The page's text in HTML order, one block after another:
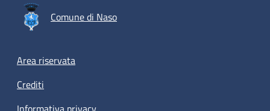
Comune di Naso
Footer menu
Area riservata
Crediti